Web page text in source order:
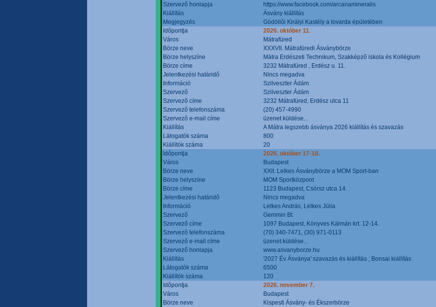
Szervező honlapja
https://www.facebook.com/arcanamineralis
Kiállítás
Ásvány kiállítás
Megjegyzés
Gödöllői Királyi Kastély a lovarda épületében
Időpontja
2026. október 11.
Város
Mátrafüred
Börze neve
XXXVII. Mátrafüredi Ásványbörze
Börze helyszíne
Mátra Erdészeti Technikum, Szakképző iskola és Kollégium
Börze címe
3232 Mátrafüred , Erdész u. 11.
Jelentkezési határidő
Nincs megadva
Információ
Szilveszter Ádám
Szervező
Szilveszter Ádám
Szervező címe
3232 Mátrafüred, Erdész utca 11
Szervező telefonszáma
(20) 457-4990
Szervező e-mail címe
üzenet küldése...
Kiállítás
A Mátra legszebb ásványa 2026 kiállítás és szavazás
Látogatók száma
800
Kiállítók száma
20
Időpontja
2026. október 17-18.
Város
Budapest
Börze neve
XXII. Lelkes Ásványbörze a MOM Sport-ban
Börze helyszíne
MOM Sportközpont
Börze címe
1123 Budapest, Csörsz utca 14.
Jelentkezési határidő
Nincs megadva
Információ
Lelkes András, Lelkes Júlia
Szervező
Gemmin Bt.
Szervező címe
1097 Budapest, Könyves Kálmán krt. 12-14.
Szervező telefonszáma
(70) 340-7471, (30) 971-0113
Szervező e-mail címe
üzenet küldése...
Szervező honlapja
www.asvanyborze.hu
Kiállítás
'2027 Év Ásványa' szavazás és kiállítás ; Bonsai kiállítás
Látogatók száma
6500
Kiállítók száma
120
Időpontja
2026. november 7.
Város
Budapest
Börze neve
Kispesti Ásvány- és Ékszerbörze